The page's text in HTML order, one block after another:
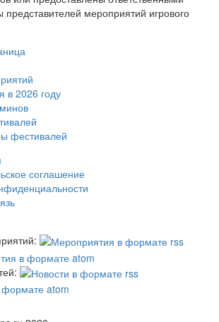
мероприятий игрового
в 2026 году
фестивалей
соглашение